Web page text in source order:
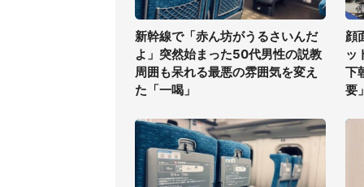
新幹線で「赤ん坊がうるさいんだ
よ」突然始まった50代男性の説教
周囲も呆れる最悪の雰囲気を変え
た「一喝」
顔
ッ
下
要